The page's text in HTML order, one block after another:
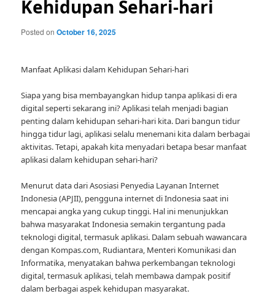
Kehidupan Sehari-hari
Posted onOctober 16, 2025
Manfaat Aplikasi dalam Kehidupan Sehari-hari
Siapa yang bisa membayangkan hidup tanpa aplikasi di era
digital seperti sekarang ini? Aplikasi telah menjadi bagian
penting dalam kehidupan sehari-hari kita. Dari bangun tidur
hingga tidur lagi, aplikasi selalu menemani kita dalam berbagai
aktivitas. Tetapi, apakah kita menyadari betapa besar manfaat
aplikasi dalam kehidupan sehari-hari?
Menurut data dari Asosiasi Penyedia Layanan Internet
Indonesia (APJII), pengguna internet di Indonesia saat ini
mencapai angka yang cukup tinggi. Hal ini menunjukkan
bahwa masyarakat Indonesia semakin tergantung pada
teknologi digital, termasuk aplikasi. Dalam sebuah wawancara
dengan Kompas.com, Rudiantara, Menteri Komunikasi dan
Informatika, menyatakan bahwa perkembangan teknologi
digital, termasuk aplikasi, telah membawa dampak positif
dalam berbagai aspek kehidupan masyarakat.